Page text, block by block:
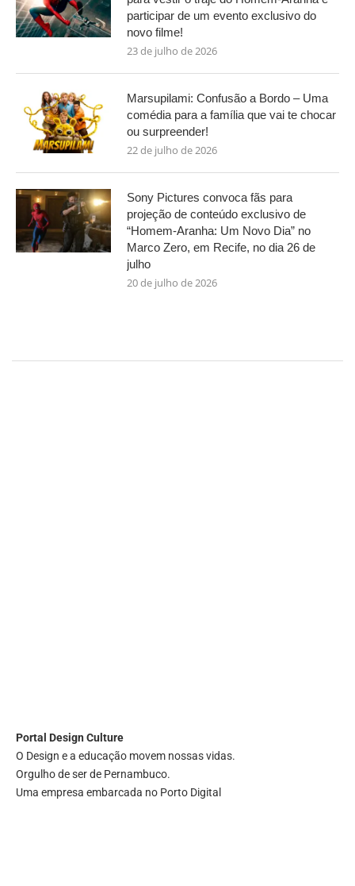
participar de um evento exclusivo do
novo filme!
23 de julho de 2026
Marsupilami: Confusão a Bordo – Uma
comédia para a família que vai te chocar
ou surpreender!
22 de julho de 2026
Sony Pictures convoca fãs para
projeção de conteúdo exclusivo de
“Homem-Aranha: Um Novo Dia” no
Marco Zero, em Recife, no dia 26 de
julho
20 de julho de 2026
Portal Design Culture
O Design e a educação movem nossas vidas.
Orgulho de ser de Pernambuco.
Uma empresa embarcada no Porto Digital